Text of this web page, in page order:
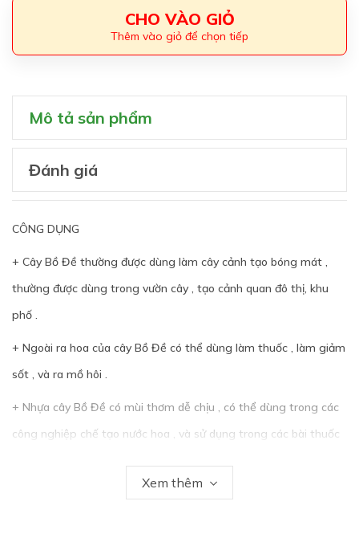
CHO VÀO GIỎ
Thêm vào giỏ để chọn tiếp
Mô tả sản phẩm
Đánh giá
CÔNG DỤNG
+ Cây Bồ Đề thường được dùng làm cây cảnh tạo bóng mát ,
thường được dùng trong vườn cây , tạo cảnh quan đô thị, khu
phố .
+ Ngoài ra hoa của cây Bồ Đề có thể dùng làm thuốc , làm giảm
sốt , và ra mồ hôi .
+ Nhựa cây Bồ Đề có mùi thơm dễ chịu , có thể dùng trong các
công nghiệp chế tạo nước hoa , và sử dụng trong các bài thuốc
Xem thêm